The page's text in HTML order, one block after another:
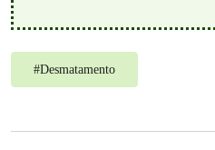
#Desmatamento